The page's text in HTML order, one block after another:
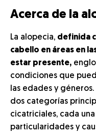
Acerca de la
La alopecia, definida
cabello en áreas en
estar presente,
condiciones que
las edades y
dos categorías
cicatriciales, cada
particularidades y